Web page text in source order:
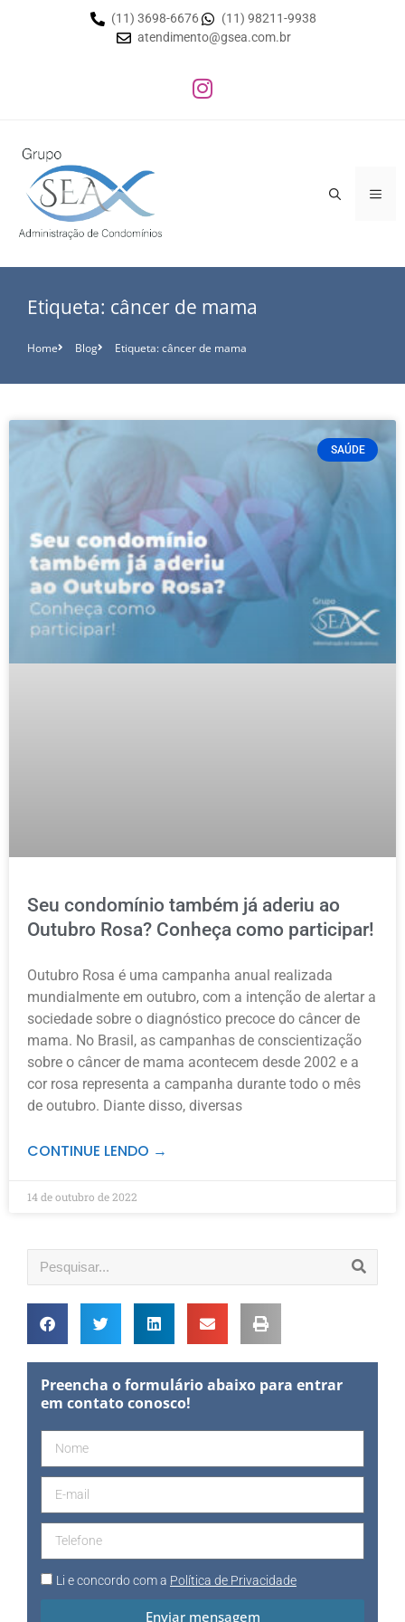
(11) 3698-6676
(11) 98211-9938
atendimento@gsea.com.br
Etiqueta: câncer de mama
Home Blog Etiqueta: câncer de mama
SAÚDE
Seu condomínio também já aderiu ao
Outubro Rosa? Conheça como participar!
Outubro Rosa é uma campanha anual realizada
mundialmente em outubro, com a intenção de alertar a
sociedade sobre o diagnóstico precoce do câncer de
mama. No Brasil, as campanhas de conscientização
sobre o câncer de mama acontecem desde 2002 e a
cor rosa representa a campanha durante todo o mês
de outubro. Diante disso, diversas
CONTINUE LENDO →
14 de outubro de 2022
Preencha o formulário abaixo para entrar
em contato conosco!
Li e concordo com a Política de Privacidade
Enviar mensagem